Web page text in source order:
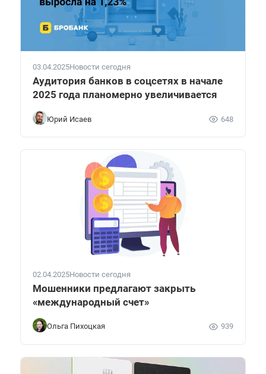
03.04.2025Новости сегодня
Аудитория банков в соцсетях в начале
2025 года планомерно увеличивается
Юрий Исаев 648
02.04.2025Новости сегодня
Мошенники предлагают закрыть
«международный счет»
Ольга Пихоцкая 939